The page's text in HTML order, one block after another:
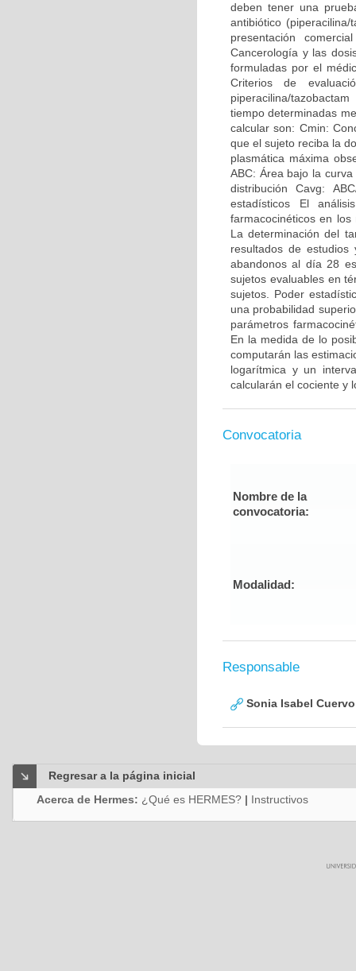
deben tener una
antibiótico
presentación
Cancerología y las
formuladas por el
Criterios de
piperacilina/
tiempo determinadas
calcular son: Cmin:
que el sujeto reciba la
plasmática máxima
ABC: Área bajo la
distribución Cavg:
estadísticos El
farmacocinéticos en
La determinación del
resultados de
abandonos al día 28
sujetos evaluables en
sujetos. Poder
una probabilidad
parámetros
En la medida de lo
computarán las
logarítmica y un
calcularán el cociente y
Convocatoria
Nombre de la
convocatoria:
Modalidad:
Responsable
Sonia Isabel
Regresar a la página inicial
Acerca de Hermes: ¿Qué es HERMES? | Instructivos